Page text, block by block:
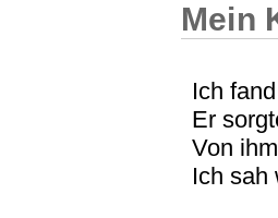
Mein
Ich
Er
Von
Ich sah